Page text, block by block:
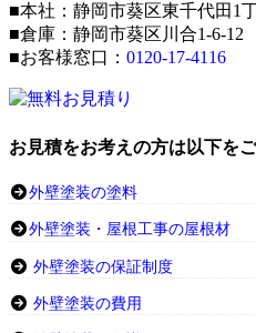
■本社：静岡市葵区東千代田1
■倉庫：静岡市葵区川合1-6-12
■お客様窓口： 0120-17-4116
お見積をお考えの方は以下を
外壁塗装の塗料
外壁塗装・屋根工事の屋根材
外壁塗装の保証制度
外壁塗装の費用